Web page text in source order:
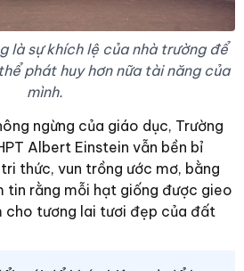
là sự khích lệ của nhà trường để
phát huy hơn nữa tài năng của
mình.
ngừng của giáo dục, Trường
Albert Einstein vẫn bền bỉ
thức, vun trồng ước mơ, bằng
tin rằng mỗi hạt giống được gieo
cho tương lai tươi đẹp của đất